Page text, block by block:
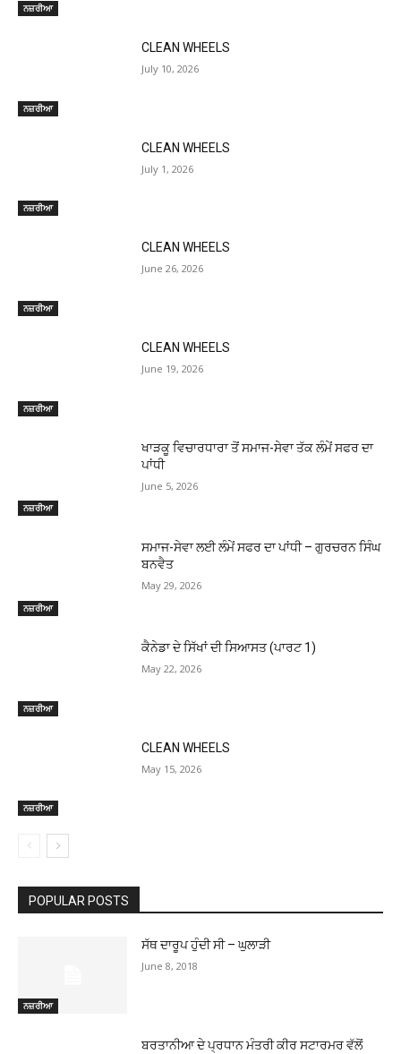
ਨਜ਼ਰੀਆ
ਨਜ਼ਰੀਆ
CLEAN WHEELS
July 10, 2026
ਨਜ਼ਰੀਆ
CLEAN WHEELS
July 1, 2026
ਨਜ਼ਰੀਆ
CLEAN WHEELS
June 26, 2026
ਨਜ਼ਰੀਆ
CLEAN WHEELS
June 19, 2026
ਨਜ਼ਰੀਆ
ਖਾੜਕੂ ਵਿਚਾਰਧਾਰਾ ਤੋਂ ਸਮਾਜ-ਸੇਵਾ ਤੱਕ ਲੰਮੇਂ ਸਫਰ ਦਾ
ਪਾਂਧੀ
June 5, 2026
ਨਜ਼ਰੀਆ
ਸਮਾਜ-ਸੇਵਾ ਲਈ ਲੰਮੇਂ ਸਫਰ ਦਾ ਪਾਂਧੀ – ਗੁਰਚਰਨ ਸਿੰਘ
ਬਨਵੈਤ
May 29, 2026
ਨਜ਼ਰੀਆ
ਕੈਨੇਡਾ ਦੇ ਸਿੱਖਾਂ ਦੀ ਸਿਆਸਤ (ਪਾਰਟ 1)
May 22, 2026
ਨਜ਼ਰੀਆ
CLEAN WHEELS
May 15, 2026
POPULAR POSTS
ਨਜ਼ਰੀਆ
ਸੱਥ ਦਾਰੂਪ ਹੁੰਦੀ ਸੀ – ਘੁਲਾੜੀ
June 8, 2018
ਬਰਤਾਨੀਆ ਦੇ ਪ੍ਰਧਾਨ ਮੰਤਰੀ ਕੀਰ ਸਟਾਰਮਰ ਵੱਲੋਂ